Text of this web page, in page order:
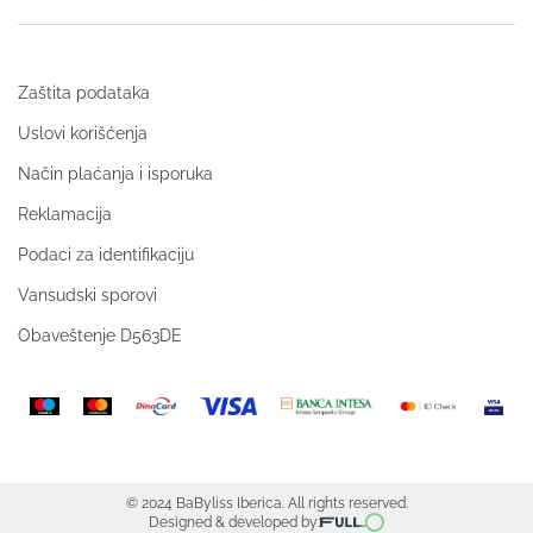
Zaštita podataka
Uslovi korišćenja
Način plaćanja i isporuka
Reklamacija
Podaci za identifikaciju
Vansudski sporovi
Obaveštenje D563DE
© 2024 BaByliss Iberica. All rights reserved.
Designed & developed by: